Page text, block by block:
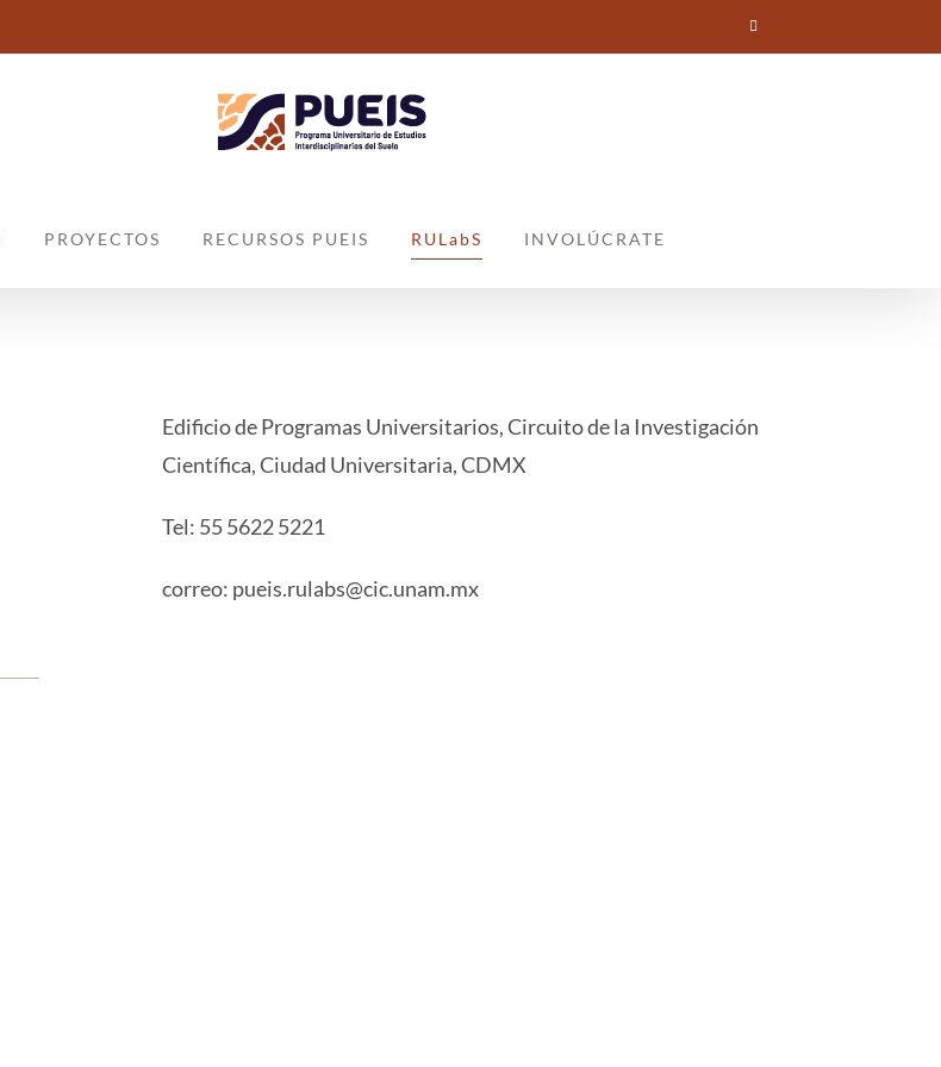
PROYECTOS RECURSOS PUEIS RULabS INVOLÚCRATE
Edificio de Programas Universitarios, Circuito de la Investigación
Científica, Ciudad Universitaria, CDMX
Tel: 55 5622 5221
correo: pueis.rulabs@cic.unam.mx